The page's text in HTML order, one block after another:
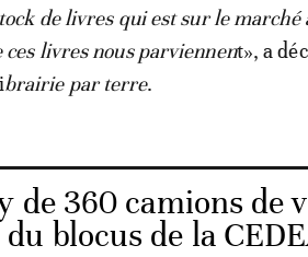
de livres qui est sur le
ces livres nous parviennent», a
brairie par terre.
de 360 camions de
blocus de la